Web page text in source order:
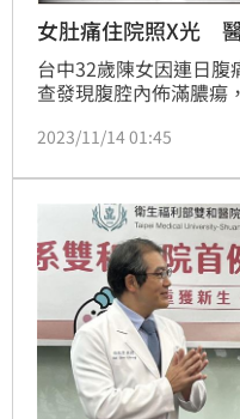
女肚痛住院照X光
台中32歲陳女因連日
查發現腹腔內佈滿膿瘍
到」，趕緊安排「洗肺
哭護理師，直說：「看
2023/11/14 01:45